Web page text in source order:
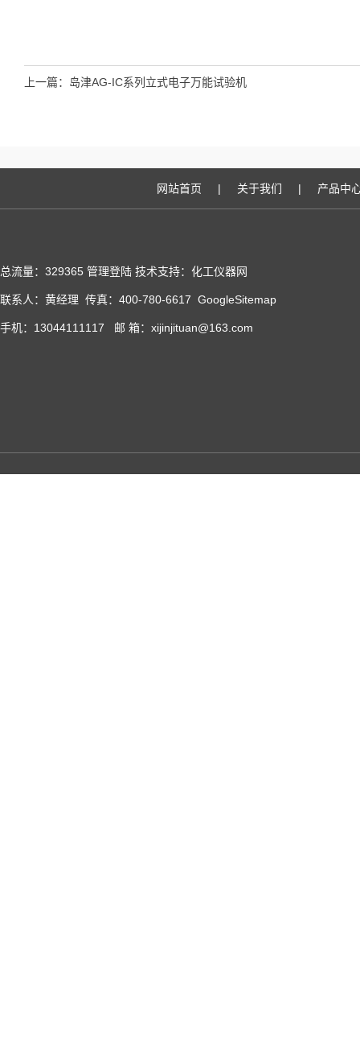
上一篇： 岛津AG-IC系列立式电子万能试验机
网站首页 | 关于我们 | 产品中
总流量：329365 管理登陆 技术支持：化工仪器网
联系人：黄经理 传真：400-780-6617 GoogleSitemap
手机：13044111117 邮 箱：xijinjituan@163.com